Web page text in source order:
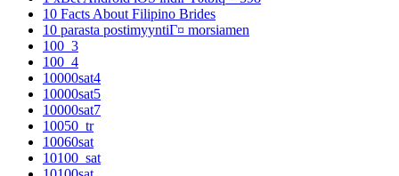
10 Facts About Filipino Brides
10 parasta postimyyntiГ¤ morsiamen
100_3
100_4
10000sat4
10000sat5
10000sat7
10050_tr
10060sat
10100_sat